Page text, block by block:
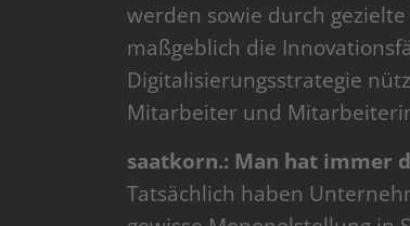
werden sowie durch
maßgeblich die
Digitalisierungsstrategie
Mitarbeiter und
saatkorn.: Man hat immer
Tatsächlich haben